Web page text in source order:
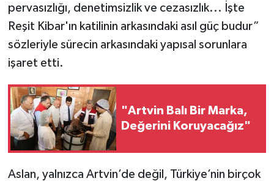
pervasızlığı, denetimsizlik ve cezasızlık... İşte
Reşit Kibar'ın katilinin arkasındaki asıl güç budur”
sözleriyle sürecin arkasındaki yapısal sorunlara
işaret etti.
"Artvin Balı Bir Marka,
Değerini Koruyacağız"
Aslan, yalnızca Artvin’de değil, Türkiye’nin birçok